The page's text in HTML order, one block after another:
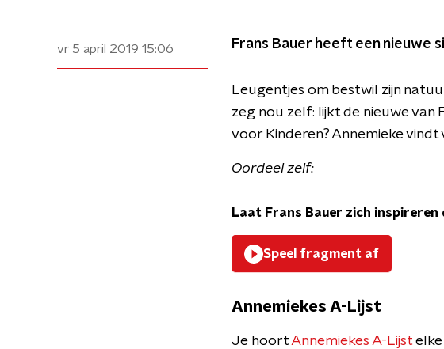
vr 5 april 2019 15:06 Frans Bauer heeft een nieuwe
Leugentjes om bestwil zijn
zeg nou zelf: lijkt de nieuwe van
voor Kinderen? Annemieke vindt
Oordeel zelf:
Laat Frans Bauer zich inspireren
Speel fragment af
Annemiekes A-Lijst
Je hoortAnnemiekes A-Lijst